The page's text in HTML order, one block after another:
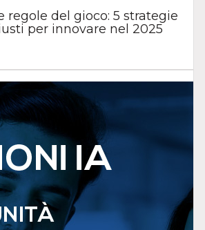
regole del gioco: 5 strategie
per innovare nel 2025